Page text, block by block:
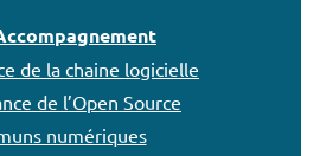
de la chaine logicielle
de l’Open Source
numériques